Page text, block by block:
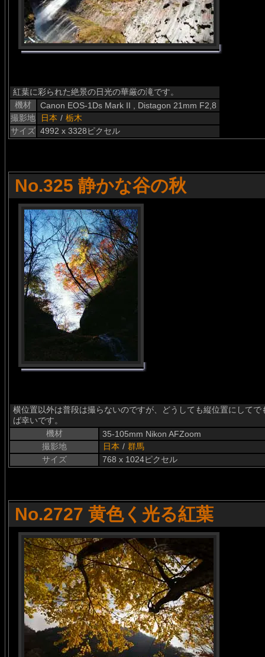
紅葉に彩られた絶景の日光の華厳の滝です。
機材
Canon EOS-1Ds Mark II , Distagon 21mm F2,8
撮影地
日本 / 栃木
サイズ 4992 x 3328ピクセル
No.325 静かな谷の秋
横位置以外は普段は撮らないのですが、どうしても縦位置にして
ば幸いです。
機材
35-105mm Nikon AFZoom
撮影地
日本 / 群馬
サイズ
768 x 1024ピクセル
No.2727 黄色く光る紅葉